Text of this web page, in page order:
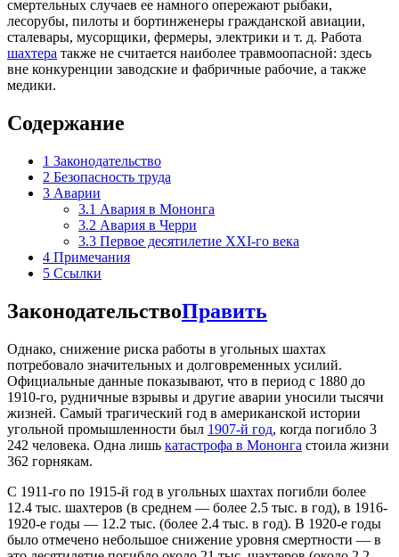
смертельных случаев ее намного опережают рыбаки,
лесорубы, пилоты и бортинженеры гражданской авиации,
сталевары, мусорщики, фермеры, электрики и т. д. Работа
шахтера также не считается наиболее травмоопасной: здесь
вне конкуренции заводские и фабричные рабочие, а также
медики.
Содержание
1 Законодательство
2 Безопасность труда
3 Аварии
3.1 Авария в Мононга
3.2 Авария в Черри
3.3 Первое десятилетие XXI-го века
4 Примечания
5 Ссылки
ЗаконодательствоПравить
Однако, снижение риска работы в угольных шахтах
потребовало значительных и долговременных усилий.
Официальные данные показывают, что в период с 1880 до
1910-го, рудничные взрывы и другие аварии уносили тысячи
жизней. Самый трагический год в американской истории
угольной промышленности был 1907-й год, когда погибло 3
242 человека. Одна лишь катастрофа в Мононга стоила жизни
362 горнякам.
С 1911-го по 1915-й год в угольных шахтах погибли более
12.4 тыс. шахтеров (в среднем — более 2.5 тыс. в год), в 1916-
1920-е годы — 12.2 тыс. (более 2.4 тыс. в год). В 1920-е годы
было отмечено небольшое снижение уровня смертности — в